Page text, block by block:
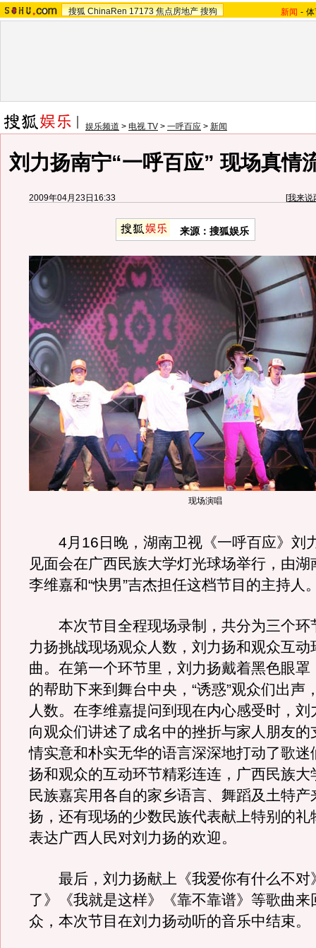
搜狐 ChinaRen 17173 焦点房地产 搜狗 新闻 -
娱乐频道 > 电视 TV > 一呼百应 > 新闻
刘力扬南宁“一呼百应” 现场真情
2009年04月23日16:33 [我来说
来源： 搜狐娱乐
现场演唱
4月16日晚，湖南卫视《一呼百应》刘
见面会在广西民族大学灯光球场举行，由湖
李维嘉和“快男”吉杰担任这档节目的主持人
本次节目全程现场录制，共分为三个环
力扬挑战现场观众人数，刘力扬和观众互动
曲。在第一个环节里，刘力扬戴着黑色眼罩
的帮助下来到舞台中央，“诱惑”观众们出声
人数。在李维嘉提问到现在内心感受时，刘
向观众们讲述了成名中的挫折与家人朋友的
情实意和朴实无华的语言深深地打动了歌迷
扬和观众的互动环节精彩连连，广西民族大
民族嘉宾用各自的家乡语言、舞蹈及土特产
扬，还有现场的少数民族代表献上特别的礼
表达广西人民对刘力扬的欢迎。
最后，刘力扬献上《我爱你有什么不对
了》《我就是这样》《靠不靠谱》等歌曲来
众，本次节目在刘力扬动听的音乐中结束。